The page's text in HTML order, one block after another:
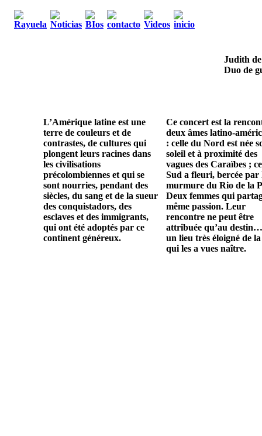
Judith
Duo de
L’Amérique latine est une
terre de couleurs et de
contrastes, de cultures qui
plongent leurs racines dans
les civilisations
précolombiennes et qui se
sont nourries, pendant des
siècles, du sang et de la sueur
des conquistadors, des
esclaves et des immigrants,
qui ont été adoptés par ce
continent généreux.
Ce concert est la
deux âmes latino-
: celle du Nord est née
soleil et à proximité des
vagues des Caraïbes ;
Sud a fleuri, bercée par
murmure du Rio de la
Deux femmes qui
même passion. Leur
rencontre ne peut être
attribuée qu’au
un lieu très éloigné de
qui les a vues naître.